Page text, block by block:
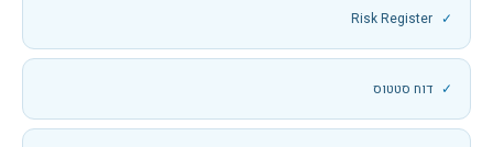
Risk Register
דוח סטטוס